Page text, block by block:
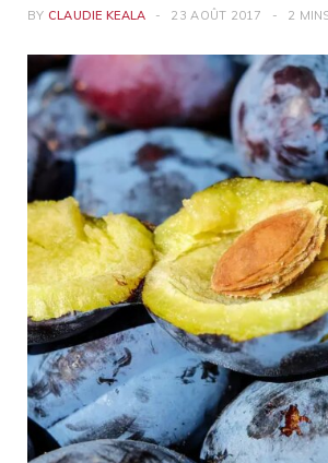
BY CLAUDIE KEALA 23 AOÛT 2017 2